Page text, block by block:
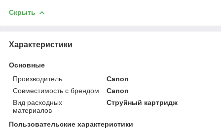
Скрыть
Характеристики
Основные
Производитель
Canon
Совместимость с брендом
Canon
Вид расходных
материалов
Струйный картридж
Пользовательские характеристики